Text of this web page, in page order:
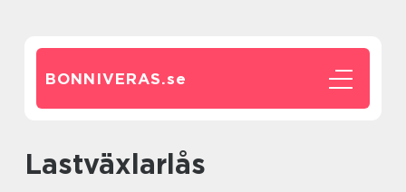
BONNIVERAS.se
lastväxlarlås